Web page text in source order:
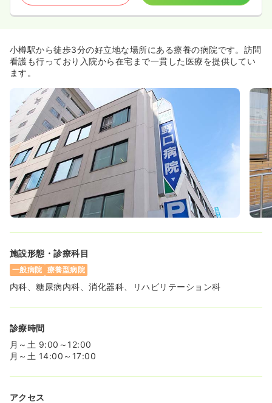
小樽駅から徒歩3分の好立地な場所にある療養の病院です。訪問
看護も行っており入院から在宅まで一貫した医療を提供してい
ます。
施設形態・診療科目
一般病院 療養型病院
内科、糖尿病内科、消化器科、リハビリテーション科
診療時間
月～土 9:00～12:00
月～土 14:00～17:00
アクセス